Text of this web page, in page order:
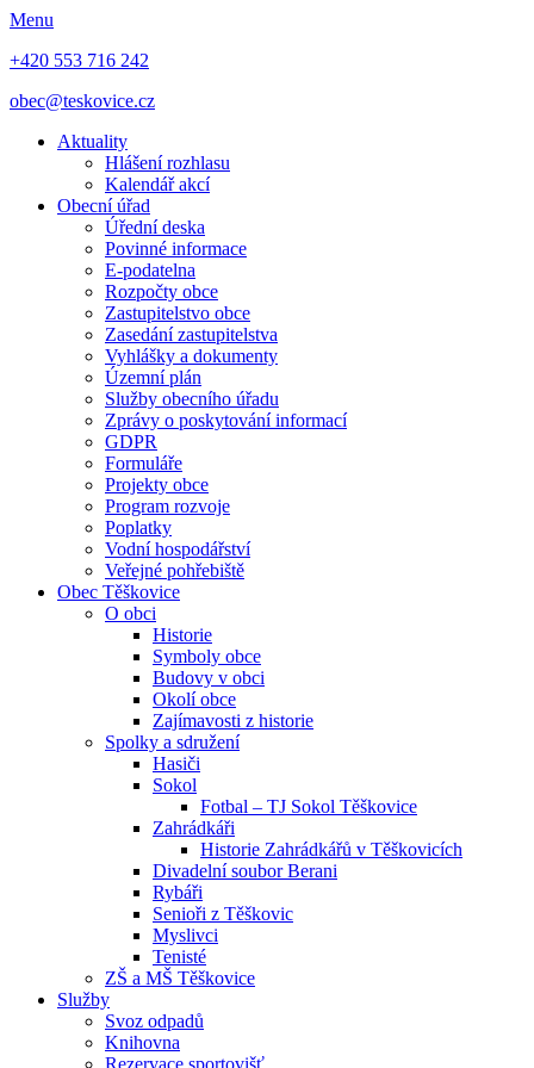
Menu
+420 553 716 242
obec@teskovice.cz
Aktuality
Hlášení rozhlasu
Kalendář akcí
Obecní úřad
Úřední deska
Povinné informace
E-podatelna
Rozpočty obce
Zastupitelstvo obce
Zasedání zastupitelstva
Vyhlášky a dokumenty
Územní plán
Služby obecního úřadu
Zprávy o poskytování informací
GDPR
Formuláře
Projekty obce
Program rozvoje
Poplatky
Vodní hospodářství
Veřejné pohřebiště
Obec Těškovice
O obci
Historie
Symboly obce
Budovy v obci
Okolí obce
Zajímavosti z historie
Spolky a sdružení
Hasiči
Sokol
Fotbal – TJ Sokol Těškovice
Zahrádkáři
Historie Zahrádkářů v Těškovicích
Divadelní soubor Berani
Rybáři
Senioři z Těškovic
Myslivci
Tenisté
ZŠ a MŠ Těškovice
Služby
Svoz odpadů
Knihovna
Rezervace sportovišť